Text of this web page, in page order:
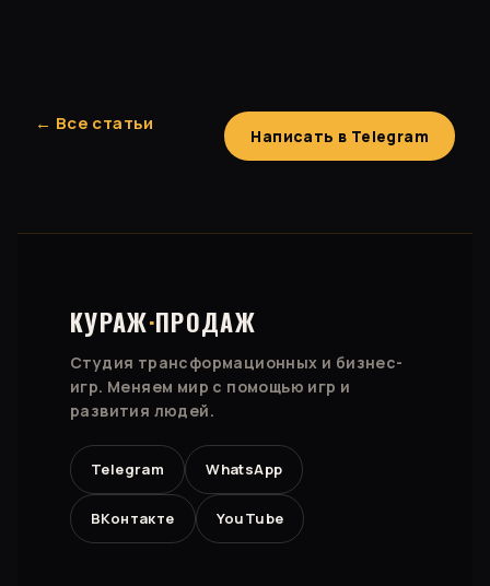
← Все статьи
Написать в Telegram
КУРАЖ·ПРОДАЖ
Студия трансформационных и бизнес-
игр. Меняем мир с помощью игр и
развития людей.
Telegram WhatsApp
ВКонтакте YouTube